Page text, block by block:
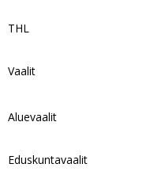
THL
Vaalit
Aluevaalit
Eduskuntavaalit